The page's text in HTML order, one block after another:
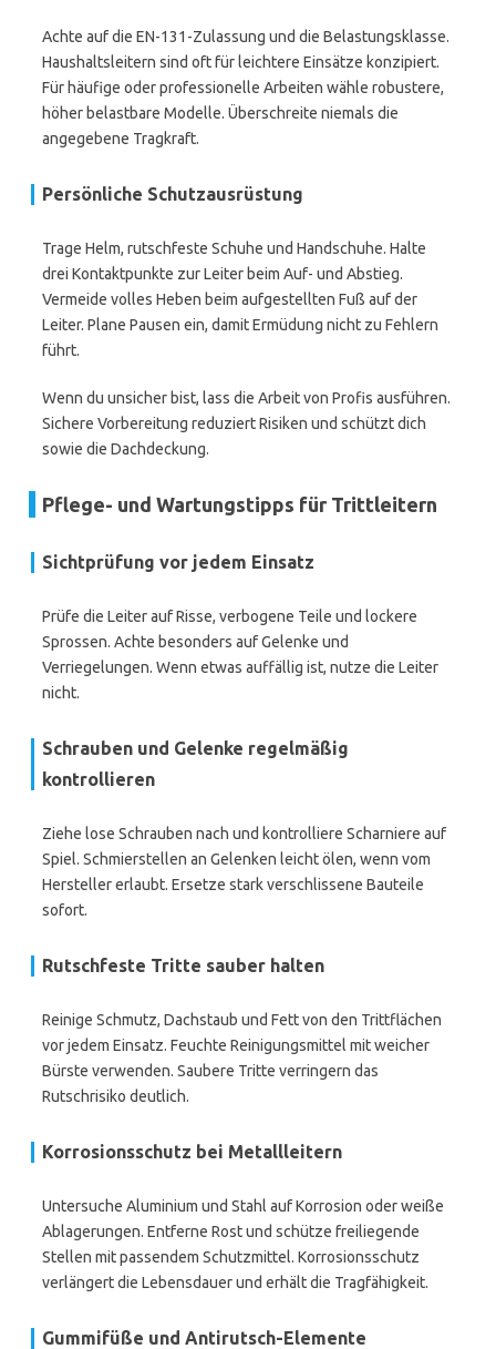
Achte auf die EN-131-Zulassung und die Belastungsklasse.
Haushaltsleitern sind oft für leichtere Einsätze konzipiert.
Für häufige oder professionelle Arbeiten wähle robustere,
höher belastbare Modelle. Überschreite niemals die
angegebene Tragkraft.
Persönliche Schutzausrüstung
Trage Helm, rutschfeste Schuhe und Handschuhe. Halte
drei Kontaktpunkte zur Leiter beim Auf- und Abstieg.
Vermeide volles Heben beim aufgestellten Fuß auf der
Leiter. Plane Pausen ein, damit Ermüdung nicht zu Fehlern
führt.
Wenn du unsicher bist, lass die Arbeit von Profis ausführen.
Sichere Vorbereitung reduziert Risiken und schützt dich
sowie die Dachdeckung.
Pflege- und Wartungstipps für Trittleitern
Sichtprüfung vor jedem Einsatz
Prüfe die Leiter auf Risse, verbogene Teile und lockere
Sprossen. Achte besonders auf Gelenke und
Verriegelungen. Wenn etwas auffällig ist, nutze die Leiter
nicht.
Schrauben und Gelenke regelmäßig
kontrollieren
Ziehe lose Schrauben nach und kontrolliere Scharniere auf
Spiel. Schmierstellen an Gelenken leicht ölen, wenn vom
Hersteller erlaubt. Ersetze stark verschlissene Bauteile
sofort.
Rutschfeste Tritte sauber halten
Reinige Schmutz, Dachstaub und Fett von den Trittflächen
vor jedem Einsatz. Feuchte Reinigungsmittel mit weicher
Bürste verwenden. Saubere Tritte verringern das
Rutschrisiko deutlich.
Korrosionsschutz bei Metallleitern
Untersuche Aluminium und Stahl auf Korrosion oder weiße
Ablagerungen. Entferne Rost und schütze freiliegende
Stellen mit passendem Schutzmittel. Korrosionsschutz
verlängert die Lebensdauer und erhält die Tragfähigkeit.
Gummifüße und Antirutsch-Elemente